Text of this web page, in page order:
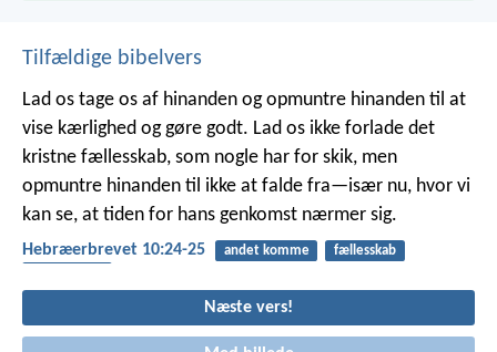
Tilfældige bibelvers
Lad os tage os af hinanden og opmuntre hinanden til at
vise kærlighed og gøre godt. Lad os ikke forlade det
kristne fællesskab, som nogle har for skik, men
opmuntre hinanden til ikke at falde fra—især nu, hvor vi
kan se, at tiden for hans genkomst nærmer sig.
Hebræerbrevet 10:24-25 andet komme
fællesskab
Næste vers!